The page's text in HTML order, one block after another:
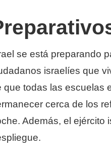
se está preparando
israelíes que
que todas las escuelas
cerca de los
Además, el ejército